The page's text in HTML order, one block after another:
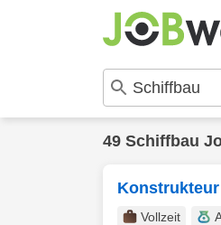
49 Schiffbau
Vollzeit